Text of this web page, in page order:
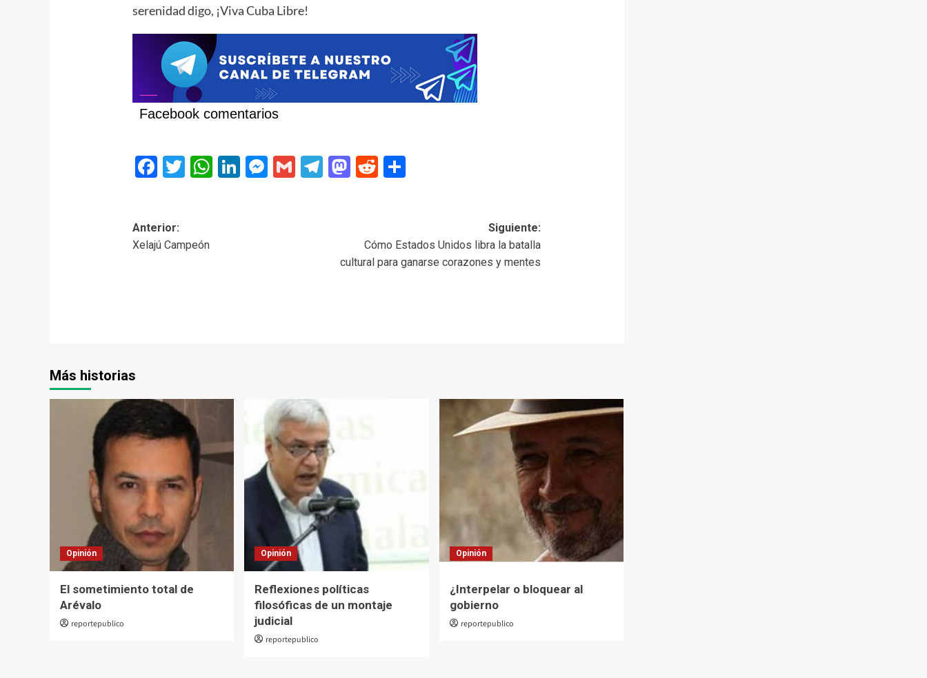
serenidad digo, ¡Viva Cuba Libre!
Facebook comentarios
Facebook
Twitter
WhatsApp
LinkedIn
Messenger
GmailTelegram
Mastodon
Reddit
Navegación
de
Anterior:
Xelajú Campeón
Siguiente:
Cómo Estados Unidos libra la batalla
cultural para ganarse corazones y mentes
Más historias
Opinión
El sometimiento total de
Arévalo
reportepublico
Opinión
Reflexiones políticas
filosóficas de un montaje
judicial
reportepublico
Opinión
¿Interpelar o bloquear al
gobierno
reportepublico